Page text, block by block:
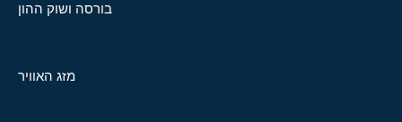
בורסה ושוק ההון
מזג האוויר